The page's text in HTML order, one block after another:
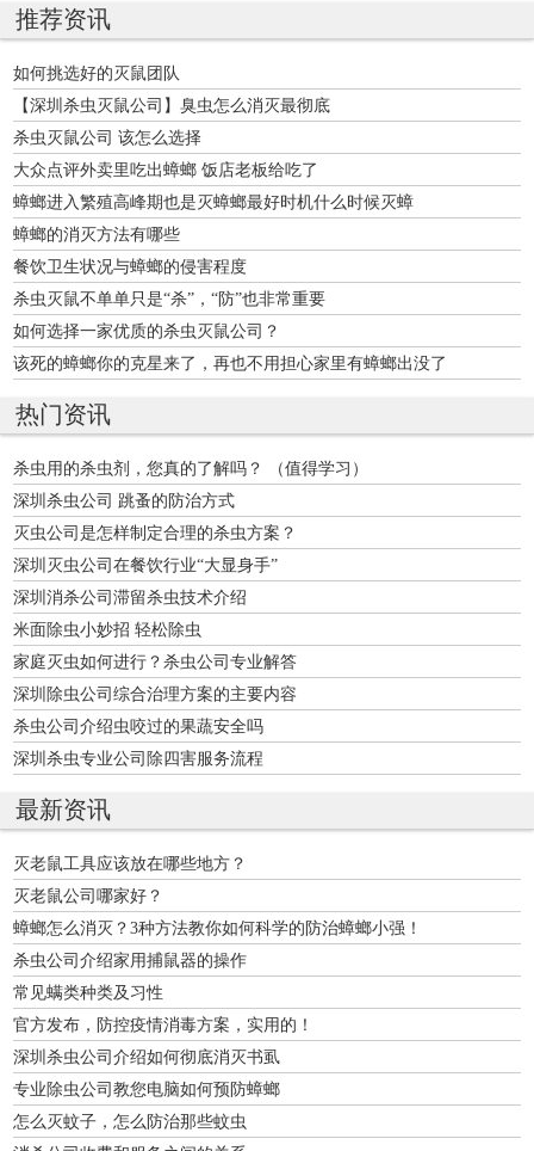
推荐资讯
如何挑选好的灭鼠团队
【深圳杀虫灭鼠公司】臭虫怎么消灭最彻底
杀虫灭鼠公司 该怎么选择
大众点评外卖里吃出蟑螂 饭店老板给吃了
蟑螂进入繁殖高峰期也是灭蟑螂最好时机什么时候灭蟑
蟑螂的消灭方法有哪些
餐饮卫生状况与蟑螂的侵害程度
杀虫灭鼠不单单只是“杀”，“防”也非常重要
如何选择一家优质的杀虫灭鼠公司？
该死的蟑螂你的克星来了，再也不用担心家里有蟑螂出没了
热门资讯
杀虫用的杀虫剂，您真的了解吗？ （值得学习）
深圳杀虫公司 跳蚤的防治方式
灭虫公司是怎样制定合理的杀虫方案？
深圳灭虫公司在餐饮行业“大显身手”
深圳消杀公司滞留杀虫技术介绍
米面除虫小妙招 轻松除虫
家庭灭虫如何进行？杀虫公司专业解答
深圳除虫公司综合治理方案的主要内容
杀虫公司介绍虫咬过的果蔬安全吗
深圳杀虫专业公司除四害服务流程
最新资讯
灭老鼠工具应该放在哪些地方？
灭老鼠公司哪家好？
蟑螂怎么消灭？3种方法教你如何科学的防治蟑螂小强！
杀虫公司介绍家用捕鼠器的操作
常见螨类种类及习性
官方发布，防控疫情消毒方案，实用的！
深圳杀虫公司介绍如何彻底消灭书虱
专业除虫公司教您电脑如何预防蟑螂
怎么灭蚊子，怎么防治那些蚊虫